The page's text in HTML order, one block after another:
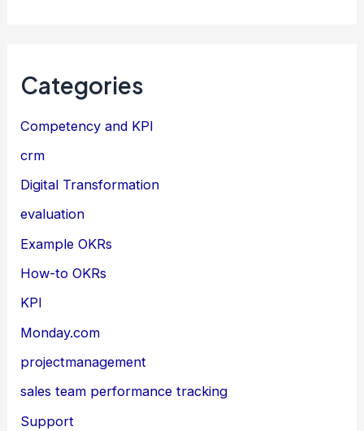
Categories
Competency and KPI
crm
Digital Transformation
evaluation
Example OKRs
How-to OKRs
KPI
Monday.com
projectmanagement
sales team performance tracking
Support